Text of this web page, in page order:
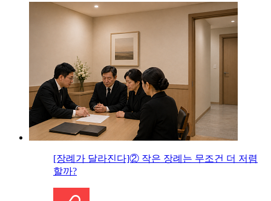
[장례가 달라진다]② 작은 장례는 무조건 더 저렴
할까?